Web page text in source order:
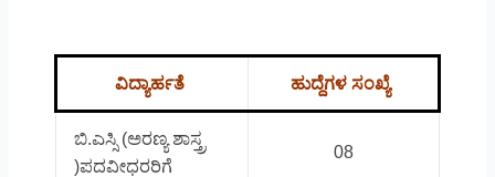
ವಿದ್ಯಾರ್ಹತೆ ಹುದ್ದೆಗಳ ಸಂಖ್ಯೆ
ಬಿ.ಎಸ್ಸಿ (ಅರಣ್ಯ ಶಾಸ್ತ್ರ
)ಪದವೀಧರರಿಗೆ
08